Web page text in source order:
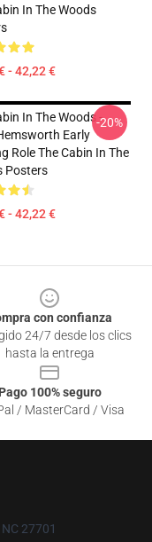
In The Woods
- 42,22 €
In The Woods -
Early
Role The Cabin In The
Posters
- 42,22 €
-20%
con confianza
24/7 desde los clics
hasta la entrega
Pago 100% seguro
/ MasterCard / Visa
27701